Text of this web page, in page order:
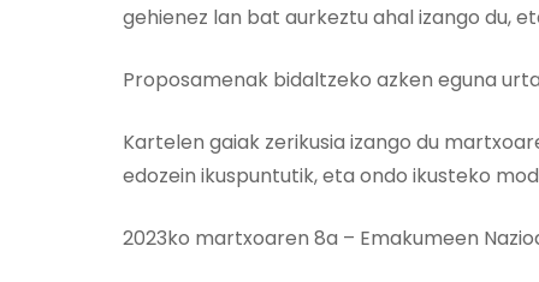
gehienez lan bat aurkeztu ahal izango du,
Proposamenak bidaltzeko azken eguna
Kartelen gaiak zerikusia izango du
edozein ikuspuntutik, eta ondo ikusteko
2023ko martxoaren 8a – Emakumeen